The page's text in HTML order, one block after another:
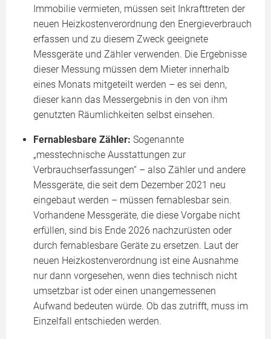
Immobilie vermieten, müssen seit Inkrafttreten der
neuen Heizkostenverordnung den Energieverbrauch
erfassen und zu diesem Zweck geeignete
Messgeräte und Zähler verwenden. Die Ergebnisse
dieser Messung müssen dem Mieter innerhalb
eines Monats mitgeteilt werden – es sei denn,
dieser kann das Messergebnis in den von ihm
genutzten Räumlichkeiten selbst einsehen.
Fernablesbare Zähler: Sogenannte
„messtechnische Ausstattungen zur
Verbrauchserfassungen“ – also Zähler und andere
Messgeräte, die seit dem Dezember 2021 neu
eingebaut werden – müssen fernablesbar sein.
Vorhandene Messgeräte, die diese Vorgabe nicht
erfüllen, sind bis Ende 2026 nachzurüsten oder
durch fernablesbare Geräte zu ersetzen. Laut der
neuen Heizkostenverordnung ist eine Ausnahme
nur dann vorgesehen, wenn dies technisch nicht
umsetzbar ist oder einen unangemessenen
Aufwand bedeuten würde. Ob das zutrifft, muss im
Einzelfall entschieden werden.